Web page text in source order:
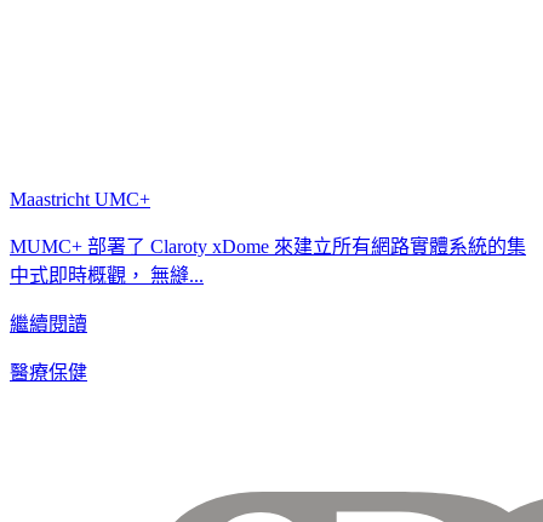
Maastricht UMC+
MUMC+ 部署了 Claroty xDome 來建立所有網路實體系統的集
中式即時概觀， 無縫...
繼續閱讀
醫療保健